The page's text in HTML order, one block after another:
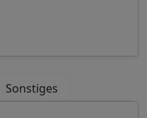
Sonstiges